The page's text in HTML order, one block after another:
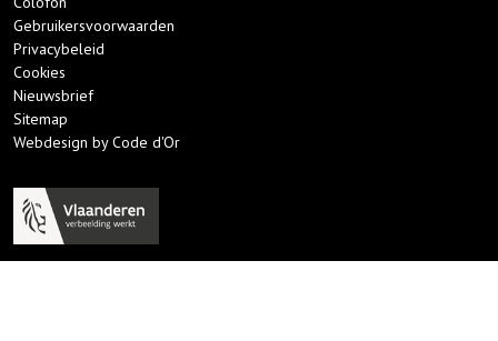
Gebruikersvoorwaarden
Privacybeleid
Cookies
Nieuwsbrief
Sitemap
Webdesign by Code d'Or